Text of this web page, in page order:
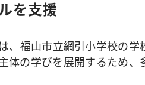
を支援
、福山市立網引小学校の学
体の学びを展開するため、